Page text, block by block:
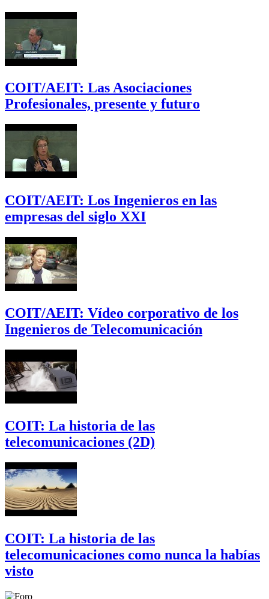
COIT/AEIT: Las Asociaciones
Profesionales, presente y futuro
COIT/AEIT: Los Ingenieros en las
empresas del siglo XXI
COIT/AEIT: Vídeo corporativo de los
Ingenieros de Telecomunicación
COIT: La historia de las
telecomunicaciones (2D)
COIT: La historia de las
telecomunicaciones como nunca la habías
visto